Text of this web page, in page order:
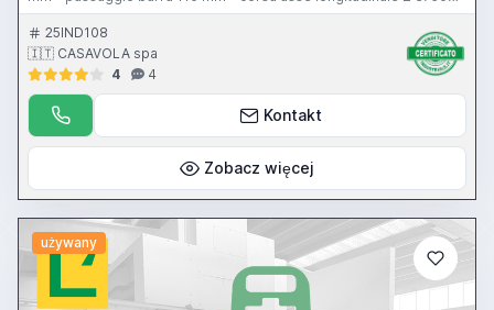
mm - corsa trasversale slitta 630 mm - 3 gamme velocità
mandrino 3.7-1000 giri al minuto - potenza motore mandrino 60 Hp
- torretta automatica 4 posizioni Baruffaldi BA 300 - CNC ECS 2400
25IND108
🇮🇹 CASAVOLA spa
4
4
Kontakt
Zobacz więcej
używany